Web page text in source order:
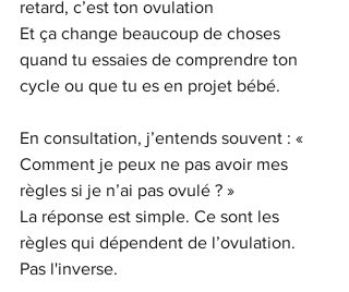
retard, c’est ton ovulation
Et ça change beaucoup de choses
quand tu essaies de comprendre ton
cycle ou que tu es en projet bébé.
En consultation, j’entends souvent : «
Comment je peux ne pas avoir mes
règles si je n’ai pas ovulé ? »
La réponse est simple. Ce sont les
règles qui dépendent de l’ovulation.
Pas l'inverse.